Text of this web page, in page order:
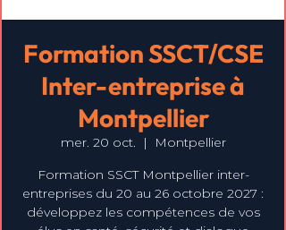
Formation SSCT/CSE
Inter-entreprise à
Montpellier
mer. 20 oct.
  |
Montpellier
Formation SSCT Montpellier inter-
entreprises du 20 au 26 octobre 2027 :
développez les compétences de vos